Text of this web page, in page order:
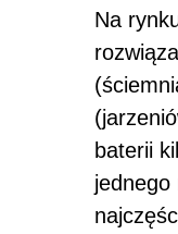
Na
baterii
jednego